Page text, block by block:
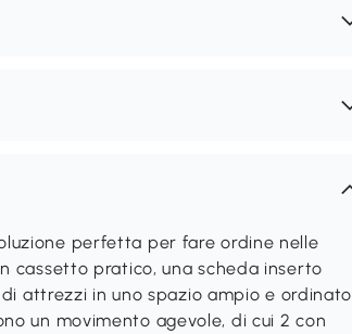
perfetta per fare ordine nelle
cassetto pratico, una scheda inserto
attrezzi in uno spazio ampio e ordinato.
un movimento agevole, di cui 2 con